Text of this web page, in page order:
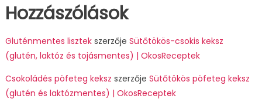
Hozzászólások
Gluténmentes lisztekszerzője Sütőtökös-csokis keksz
(glutén, laktóz és tojásmentes) | OkosReceptek
Csokoládés pöfeteg keksz szerzője Sütőtökös pöfeteg keksz
(glutén és laktózmentes) | OkosReceptek